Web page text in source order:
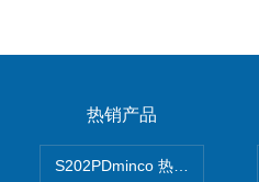
热销产品
S202PDminco 热电阻